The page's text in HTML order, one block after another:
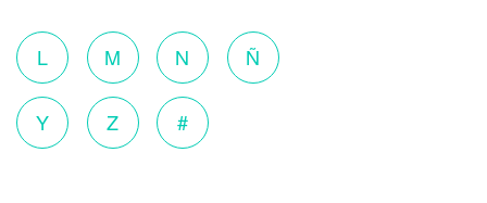
L M N Ñ
Y Z #